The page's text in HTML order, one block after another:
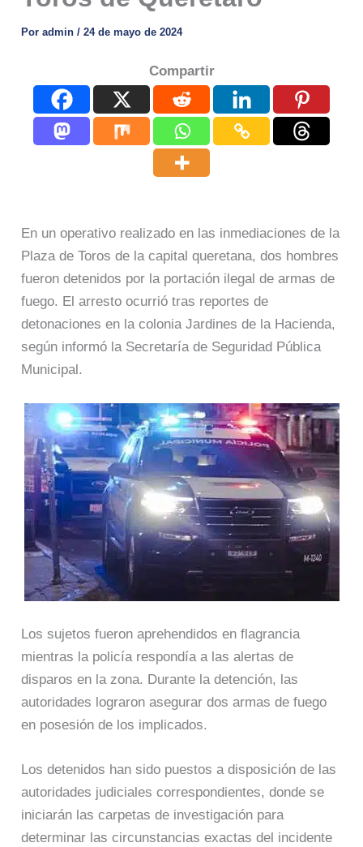
Poradmin/24 de mayo de 2024
Compartir
En un operativo realizado en las inmediaciones de la
Plaza de Toros de la capital queretana, dos hombres
fueron detenidos por la portación ilegal de armas de
fuego. El arresto ocurrió tras reportes de
detonaciones en la colonia Jardines de la Hacienda,
según informó la Secretaría de Seguridad Pública
Municipal.
Los sujetos fueron aprehendidos en flagrancia
mientras la policía respondía a las alertas de
disparos en la zona. Durante la detención, las
autoridades lograron asegurar dos armas de fuego
en posesión de los implicados.
Los detenidos han sido puestos a disposición de las
autoridades judiciales correspondientes, donde se
iniciarán las carpetas de investigación para
determinar las circunstancias exactas del incidente